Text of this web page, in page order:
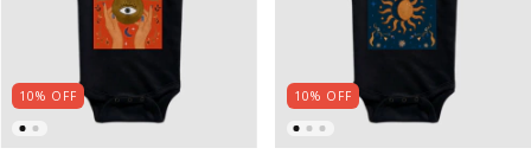
10% OFF 10% OFF